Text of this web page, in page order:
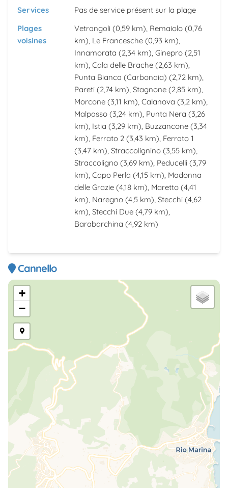
Services
Pas de service présent sur la plage
Plages
voisines
Vetrangoli (0,59 km), Remaiolo (0,76
km), Le Francesche (0,93 km),
Innamorata (2,34 km), Ginepro (2,51
km), Cala delle Brache (2,63 km),
Punta Bianca (Carbonaia) (2,72 km),
Pareti (2,74 km), Stagnone (2,85 km),
Morcone (3,11 km), Calanova (3,2 km),
Malpasso (3,24 km), Punta Nera (3,26
km), Istia (3,29 km), Buzzancone (3,34
km), Ferrato 2 (3,43 km), Ferrato 1
(3,47 km), Straccolignino (3,55 km),
Straccoligno (3,69 km), Peducelli (3,79
km), Capo Perla (4,15 km), Madonna
delle Grazie (4,18 km), Maretto (4,41
km), Naregno (4,5 km), Stecchi (4,62
km), Stecchi Due (4,79 km),
Barabarchina (4,92 km)
Cannello
+
−